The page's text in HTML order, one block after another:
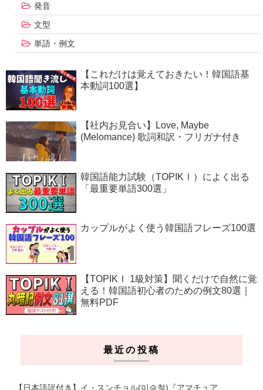
発音
文型
単語・例文
【これだけは覚えておきたい！韓国語基
本動詞100選】
【社内お見合い】Love, Maybe
(Melomance) 歌詞和訳・フリガナ付き
韓国語能力試験（TOPIKⅠ）によく出る
「最重要単語300選」
カップルがよく使う韓国語フレーズ100選
【TOPIKⅠ 1級対策】聞くだけで自然に覚
える！韓国語初心者のための例文80選｜
無料PDF
最近の投稿
【日本語訳付き】イ・スンチョル(이승철)『アマチュア